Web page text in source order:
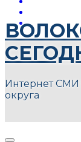
Интернет СМИ
округа